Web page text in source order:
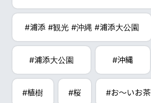
#浦添 #観光 #沖縄 #浦添大公園
#浦添大公園 #沖縄
#植樹 #桜 #お～いお茶